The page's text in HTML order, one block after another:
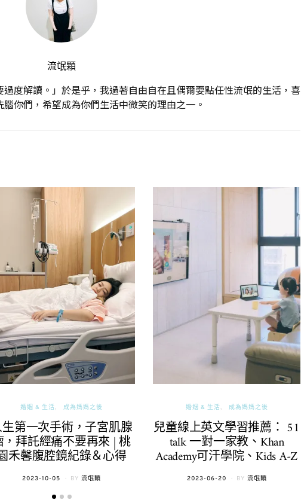
流氓顆
過度解讀。」於是乎，我過著自由自在且偶爾耍點任性流氓的生活，喜
你們，希望成為你們生活中微笑的理由之一。
婚姻 & 生活 成為媽媽之後
第一次手術，子宮肌腺
，拜託經痛不要再來 | 桃
禾馨腹腔鏡紀錄＆心得
POSTED
2023-10-05 BY 流氓顆
婚姻 & 生活 成為媽媽之後
兒童線上英文學習推薦： 51
talk 一對一家教、Khan
Academy可汗學院、Kids A-Z
POSTED
2023-06-20 BY 流氓顆